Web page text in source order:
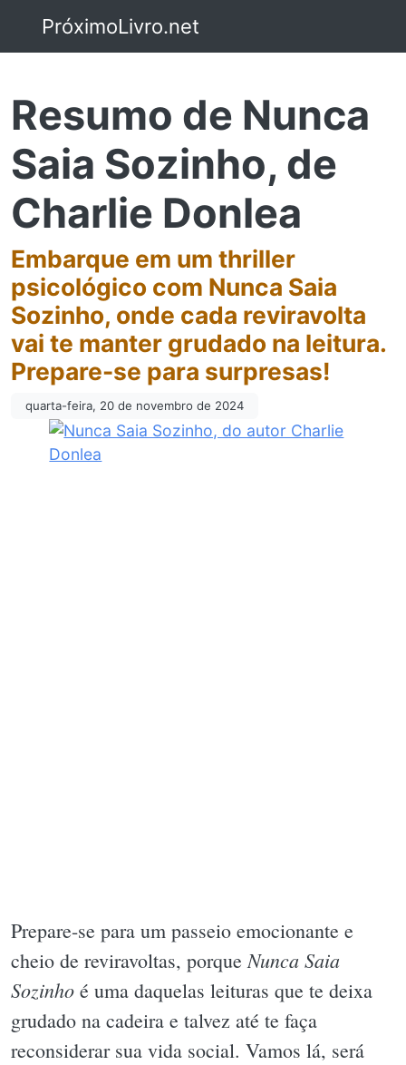
PróximoLivro.net
Resumo de Nunca
Saia Sozinho, de
Charlie Donlea
Embarque em um thriller
psicológico com Nunca Saia
Sozinho, onde cada reviravolta
vai te manter grudado na leitura.
Prepare-se para surpresas!
quarta-feira, 20 de novembro de 2024
Prepare-se para um passeio emocionante e
cheio de reviravoltas, porque Nunca Saia
Sozinho é uma daquelas leituras que te deixa
grudado na cadeira e talvez até te faça
reconsiderar sua vida social. Vamos lá, será